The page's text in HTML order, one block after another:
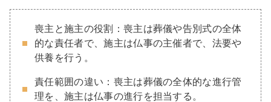
喪主と施主の役割：喪主は葬儀や告別式の全体
的な責任者で、施主は仏事の主催者で、法要や
供養を行う。
責任範囲の違い：喪主は葬儀の全体的な進行管
理を、施主は仏事の進行を担当する。